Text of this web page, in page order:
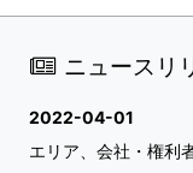
ニュースリ
2022-04-01
エリア、会社・権利